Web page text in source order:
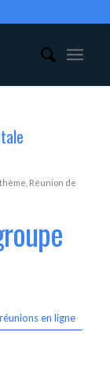
Réunion de
en ligne